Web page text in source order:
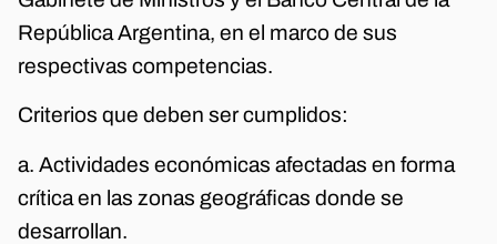
República Argentina, en el marco de sus
respectivas competencias.
Criterios que deben ser cumplidos:
a. Actividades económicas afectadas en forma
crítica en las zonas geográficas donde se
desarrollan.